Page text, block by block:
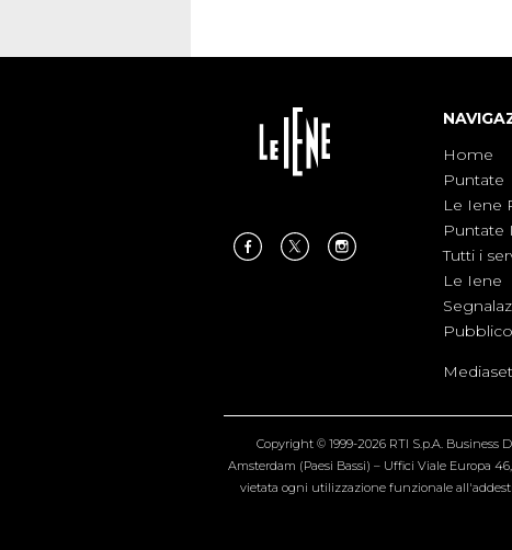
Home
Puntate
Le Iene
Puntate
Tutti i
Le Iene
Pubblico
Copyright © 1999-2026 RTI S.p.A. Business
Amsterdam (Paesi Bassi) – Uffici Viale Europa
vietata ogni utilizzazione funzionale